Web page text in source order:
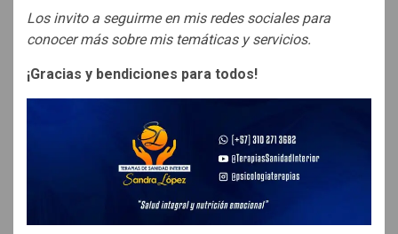
Los invito a seguirme en mis redes sociales para
conocer más sobre mis temáticas y servicios.
¡Gracias y bendiciones para todos!